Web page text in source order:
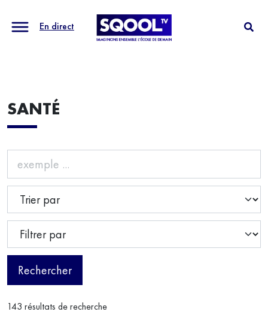
En direct
SANTÉ
Rechercher
143 résultats de recherche